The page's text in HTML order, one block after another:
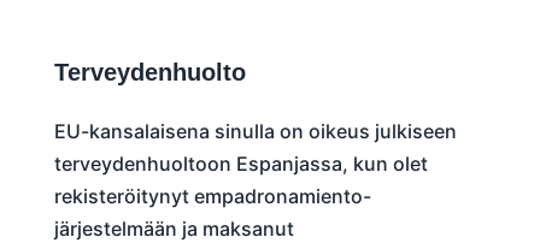
Terveydenhuolto
EU-kansalaisena sinulla on oikeus julkiseen
terveydenhuoltoon Espanjassa, kun olet
rekisteröitynyt empadronamiento-
järjestelmään ja maksanut